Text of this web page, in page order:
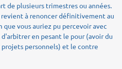
de plusieurs trimestres ou années.
à renoncer définitivement au
vous auriez pu percevoir avec
en pesant le pour (avoir du
personnels) et le contre